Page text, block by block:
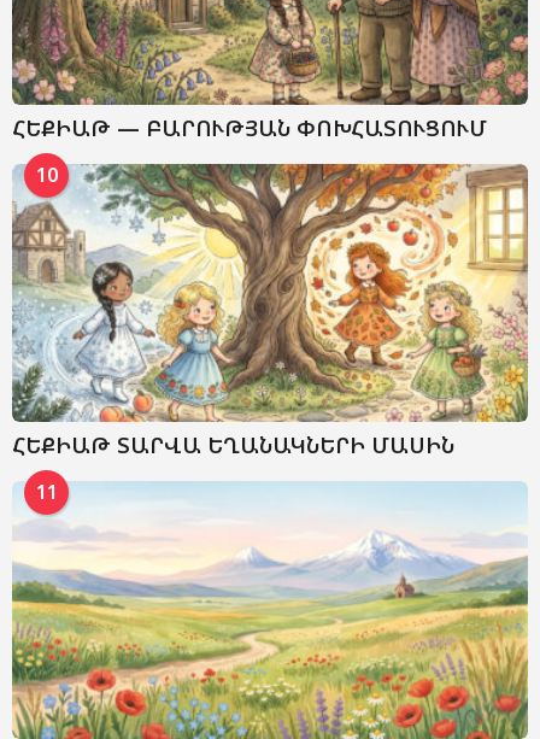
ՀԵՔԻԱԹ — ԲԱՐՈՒԹՅԱՆ ՓՈԽՀԱՏՈՒՑՈՒՄ
10
ՀԵՔԻԱԹ ՏԱՐՎԱ ԵՂԱՆԱԿՆԵՐԻ ՄԱՍԻՆ
11